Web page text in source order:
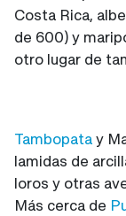
Costa Rica,
de 600) y
otro lugar de
Tambopatay
lamidas de
loros y otras
Más cerca de